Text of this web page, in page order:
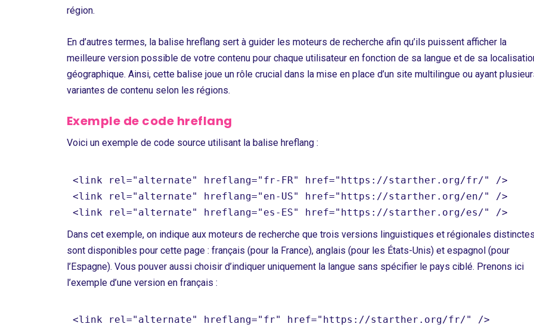
région.
En d’autres termes, la balise hreflang sert à guider les moteurs de recherche afin qu’ils puissent afficher la
meilleure version possible de votre contenu pour chaque utilisateur en fonction de sa langue et de sa
géographique. Ainsi, cette balise joue un rôle crucial dans la mise en place d’un site multilingue ou ayant
variantes de contenu selon les régions.
Exemple de code hreflang
Voici un exemple de code source utilisant la balise hreflang :
<link rel="alternate" hreflang="fr-FR" href="https://starther.org/fr/" />
<link rel="alternate" hreflang="en-US" href="https://starther.org/en/" />
<link rel="alternate" hreflang="es-ES" href="https://starther.org/es/" />
Dans cet exemple, on indique aux moteurs de recherche que trois versions linguistiques et régionales
sont disponibles pour cette page : français (pour la France), anglais (pour les États-Unis) et espagnol (pour
l’Espagne). Vous pouver aussi choisir d’indiquer uniquement la langue sans spécifier le pays ciblé. Prenons ici
l’exemple d’une version en français :